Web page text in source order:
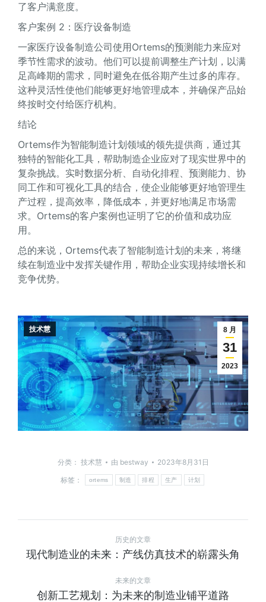
了客户满意度。
客户案例 2：医疗设备制造
一家医疗设备制造公司使用Ortems的预测能力来应对
季节性需求的波动。他们可以提前调整生产计划，以满
足高峰期的需求，同时避免在低谷期产生过多的库存。
这种灵活性使他们能够更好地管理成本，并确保产品始
终按时交付给医疗机构。
结论
Ortems作为智能制造计划领域的领先提供商，通过其
独特的智能化工具，帮助制造企业应对了现实世界中的
复杂挑战。实时数据分析、自动化排程、预测能力、协
同工作和可视化工具的结合，使企业能够更好地管理生
产过程，提高效率，降低成本，并更好地满足市场需
求。Ortems的客户案例也证明了它的价值和成功应
用。
总的来说，Ortems代表了智能制造计划的未来，将继
续在制造业中发挥关键作用，帮助企业实现持续增长和
竞争优势。
8 月
31
2023
技术慧
分类： 技术慧 由 bestway
2023年8月31日
标签：
ortems 制造 排程 生产 计划
历史的文章
现代制造业的未来：产线仿真技术的崭露头角
未来的文章
创新工艺规划：为未来的制造业铺平道路